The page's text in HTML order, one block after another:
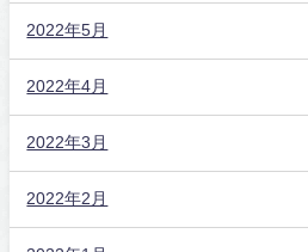
2022年5月
2022年4月
2022年3月
2022年2月